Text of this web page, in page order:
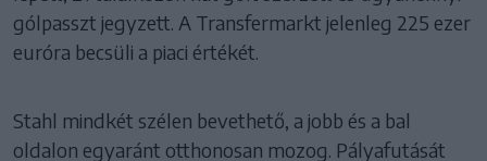
gólpasszt jegyzett. A Transfermarkt jelenleg 225 ezer
euróra becsüli a piaci értékét.
Stahl mindkét szélen bevethető, a jobb és a bal
oldalon egyaránt otthonosan mozog. Pályafutását